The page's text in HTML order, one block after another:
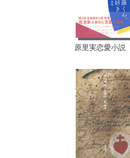
原里実恋愛小説